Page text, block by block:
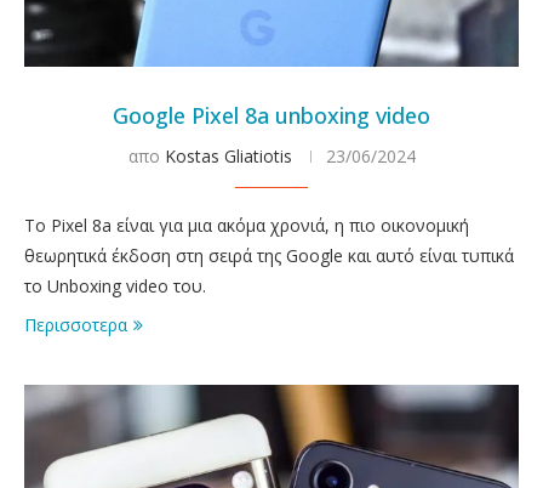
Google Pixel 8a unboxing video
απο Kostas Gliatiotis 23/06/2024
Το Pixel 8a είναι για μια ακόμα χρονιά, η πιο οικονομική
θεωρητικά έκδοση στη σειρά της Google και αυτό είναι τυπικά
το Unboxing video του.
Περισσοτερα